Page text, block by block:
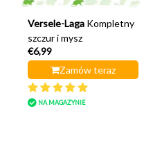
Versele-Laga Kompletny
szczur i mysz
€6,99
Zamów teraz
NA MAGAZYNIE